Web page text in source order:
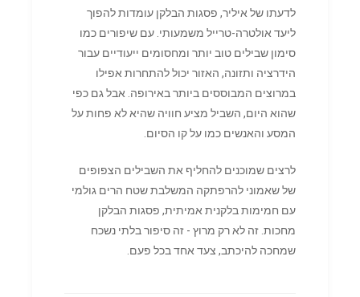
לדעתו של איליר, פסגות הבלקן עומדות להפוך
ליעד אולטרה-טרייל משמעותי. עם שיפורים כמו
סימון שבילים טוב יותר ומחסומים ייעודיים עבור
הידרציה ותזונה, האזור יכול להתחרות אפילו
במרוצים המבוססים ביותר באירופה. אבל גם כפי
שהוא היום, השביל מציע חוויה שהיא לא פחות על
המסע והאנשים כמו על קו הסיום.
לרצים שמוכנים להחליף את השבילים הצפופים
של שאמוני להרפתקה המשלבת שטח הרים גולמי
עם חמימות בלקנית אמיתית, פסגות הבלקן
מחכות. זה לא רק מרוץ - זה סיפור בלתי נשכח
שמחכה להיכתב, צעד אחד בכל פעם.